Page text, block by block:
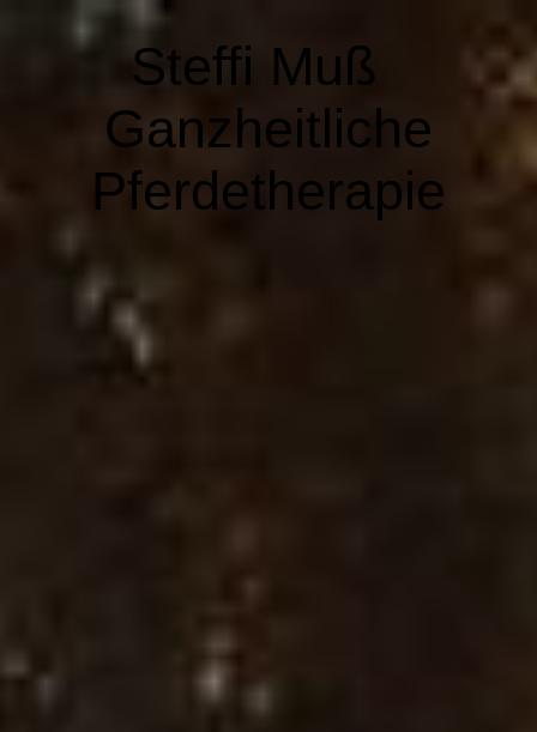
Steffi Muß
Ganzheitliche
Pferdetherapie